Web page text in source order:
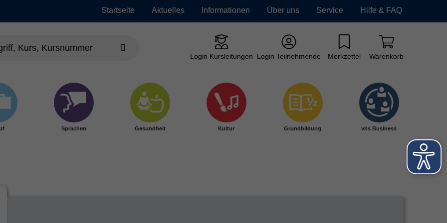
Startseite Aktuelles Informationen Über uns Service Hilfe & FAQ
Login Kursleitungen Login Teilnehmende Merkzettel Warenkorb
Sprachen Gesundheit Kultur Grundbildung vhs Business